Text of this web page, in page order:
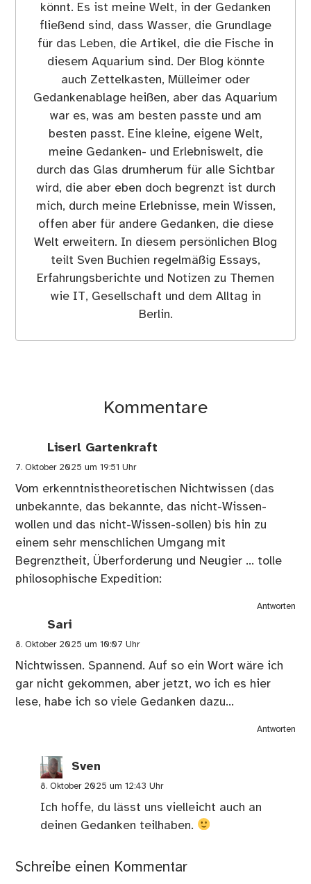
könnt. Es ist meine Welt, in der Gedanken
fließend sind, dass Wasser, die Grundlage
für das Leben, die Artikel, die die Fische in
diesem Aquarium sind. Der Blog könnte
auch Zettelkasten, Mülleimer oder
Gedankenablage heißen, aber das Aquarium
war es, was am besten passte und am
besten passt. Eine kleine, eigene Welt,
meine Gedanken- und Erlebniswelt, die
durch das Glas drumherum für alle Sichtbar
wird, die aber eben doch begrenzt ist durch
mich, durch meine Erlebnisse, mein Wissen,
offen aber für andere Gedanken, die diese
Welt erweitern. In diesem persönlichen Blog
teilt Sven Buchien regelmäßig Essays,
Erfahrungsberichte und Notizen zu Themen
wie IT, Gesellschaft und dem Alltag in
Berlin.
Kommentare
Liserl Gartenkraft
7. Oktober 2025 um 19:51 Uhr
Vom erkenntnistheoretischen Nichtwissen (das
unbekannte, das bekannte, das nicht-Wissen-
wollen und das nicht-Wissen-sollen) bis hin zu
einem sehr menschlichen Umgang mit
Begrenztheit, Überforderung und Neugier … tolle
philosophische Expedition:
Antworten
Sari
8. Oktober 2025 um 10:07 Uhr
Nichtwissen. Spannend. Auf so ein Wort wäre ich
gar nicht gekommen, aber jetzt, wo ich es hier
lese, habe ich so viele Gedanken dazu…
Antworten
Sven
8. Oktober 2025 um 12:43 Uhr
Ich hoffe, du lässt uns vielleicht auch an
deinen Gedanken teilhaben.
Schreibe einen Kommentar